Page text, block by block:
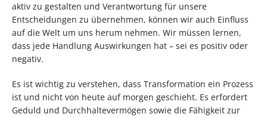
aktiv zu gestalten und Verantwortung für unsere
Entscheidungen zu übernehmen, können wir auch Einfluss
auf die Welt um uns herum nehmen. Wir müssen lernen,
dass jede Handlung Auswirkungen hat – sei es positiv oder
negativ.
Es ist wichtig zu verstehen, dass Transformation ein Prozess
ist und nicht von heute auf morgen geschieht. Es erfordert
Geduld und Durchhaltevermögen sowie die Fähigkeit zur